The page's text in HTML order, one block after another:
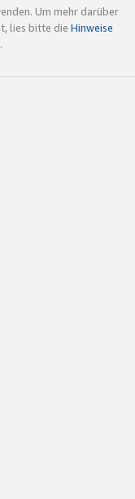
Um mehr darüber
lies bitte die Hinweise
.